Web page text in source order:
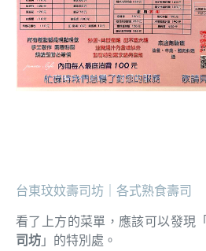
台東玟妏壽司坊｜各式熟食壽司
看了上方的菜單，應該可以發現「
司坊 」的特別處。